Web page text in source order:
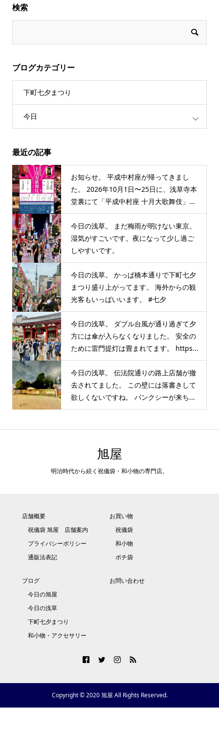
検索
ブログカテゴリー
下町七夕まつり
今日
最近の記事
お知らせ。 平成中村座が帰ってきまし
た。 2026年10月1日〜25日に、浅草寺本
堂裏にて「平成中村座 十月大歌舞伎」...
今日の浅草。 まだ梅雨が明けない東京。
湿気がすごいです。夜になって少し過ご
しやすいです。
今日の浅草。 かっぱ橋本通りで下町七夕
まつり盛り上がってます。 海外からの観
光客もいっぱいいます。 #七夕
今日の浅草。 ダブル台風が通り過ぎて夕
方には傘が入らなくなりました。 安全の
ために雷門提灯は畳まれてます。 https...
今日の浅草。 伝法院通りの路上店舗が撤
去されてました。 この壁には落書きして
欲しくないですね。 バンクシーが来ち...
旭屋
明治時代から続く祝儀袋・和小物の専門店。
店舗概要
祝儀袋 旭屋 店舗案内
プライバシーポリシー
通販法表記
お買い物
祝儀袋
和小物
ポチ袋
ブログ
今日の旭屋
今日の浅草
下町七夕まつり
和小物・アクセサリー
お問い合わせ
Copyright © 2020 旭屋 All Rights Reserved.